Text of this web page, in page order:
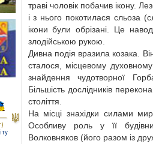
траві чоловік побачив ікону.
і з нього покотилася сльоза
ікони були обрізані. Це
злодійською рукою.
Дивна подія вразила козака.
сталося, місцевому духовному
знайдення чудотворної
Більшість дослідників
століття.
На місці знахідки силами
Особливу роль у її
Волковняков (його разом із